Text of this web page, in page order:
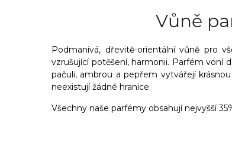
Vůně
Podmanivá, dřevitě-orientální vůně pro
vzrušující potěšení, harmonii. Parfém voní
pačuli, ambrou a pepřem vytvářejí
neexistují žádné hranice.
Všechny naše parfémy obsahují nejvyšší